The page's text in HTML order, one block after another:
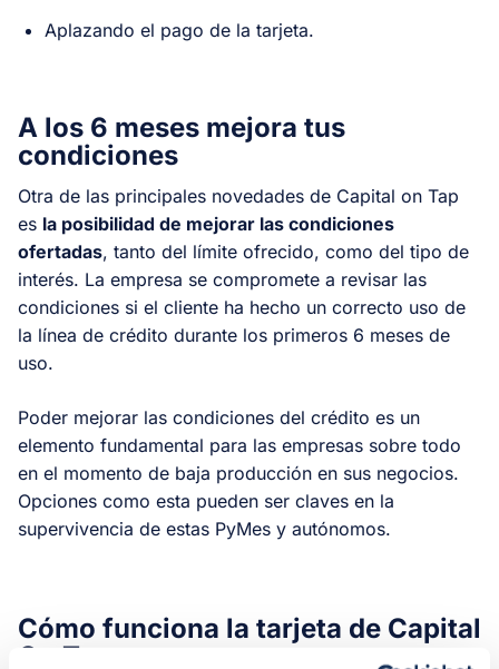
Aplazando el pago de la tarjeta.
A los 6 meses mejora tus
condiciones
Otra de las principales novedades de Capital on Tap
es la posibilidad de mejorar las condiciones
ofertadas, tanto del límite ofrecido, como del tipo de
interés. La empresa se compromete a revisar las
condiciones si el cliente ha hecho un correcto uso de
la línea de crédito durante los primeros 6 meses de
uso.
Poder mejorar las condiciones del crédito es un
elemento fundamental para las empresas sobre todo
en el momento de baja producción en sus negocios.
Opciones como esta pueden ser claves en la
supervivencia de estas PyMes y autónomos.
Cómo funciona la tarjeta de Capital
On Tap